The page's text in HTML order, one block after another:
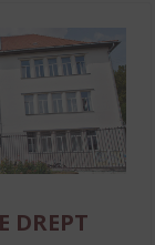
DREPT